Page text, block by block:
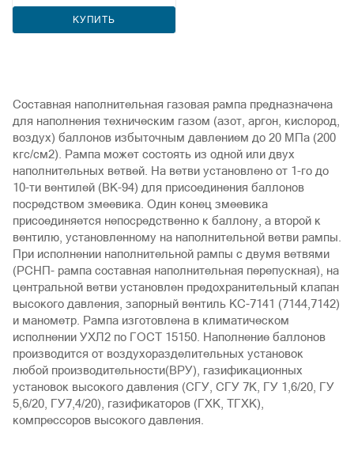
КУПИТЬ
Составная наполнительная газовая рампа предназначена
для наполнения техническим газом (азот, аргон, кислород,
воздух) баллонов избыточным давлением до 20 МПа (200
кгс/см2). Рампа может состоять из одной или двух
наполнительных ветвей. На ветви установлено от 1-го до
10-ти вентилей (ВК-94) для присоединения баллонов
посредством змеевика. Один конец змеевика
присоединяется непосредственно к баллону, а второй к
вентилю, установленному на наполнительной ветви рампы.
При исполнении наполнительной рампы с двумя ветвями
(РСНП- рампа составная наполнительная перепускная), на
центральной ветви установлен предохранительный клапан
высокого давления, запорный вентиль КС-7141 (7144,7142)
и манометр. Рампа изготовлена в климатическом
исполнении УХЛ2 по ГОСТ 15150. Наполнение баллонов
производится от воздухоразделительных установок
любой производительности(ВРУ), газификационных
установок высокого давления (СГУ, СГУ 7К, ГУ 1,6/20, ГУ
5,6/20, ГУ7,4/20), газификаторов (ГХК, ТГХК),
компрессоров высокого давления.